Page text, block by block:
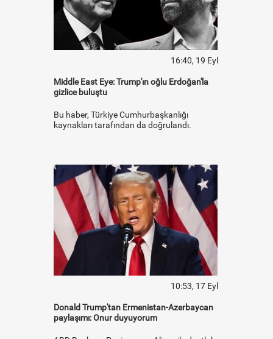
16:40, 19 Eyl
Middle East Eye: Trump'ın oğlu Erdoğan'la
gizlice buluştu
Bu haber, Türkiye Cumhurbaşkanlığı
kaynakları tarafından da doğrulandı.
10:53, 17 Eyl
Donald Trump'tan Ermenistan-Azerbaycan
paylaşımı: Onur duyuyorum